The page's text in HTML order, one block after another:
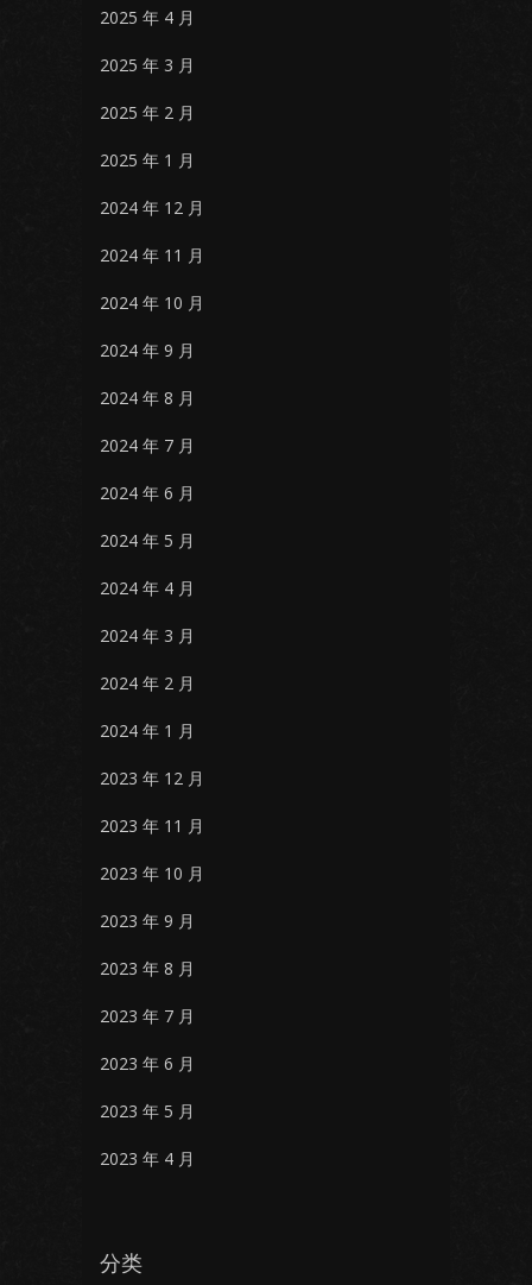
2025 年 4 月
2025 年 3 月
2025 年 2 月
2025 年 1 月
2024 年 12 月
2024 年 11 月
2024 年 10 月
2024 年 9 月
2024 年 8 月
2024 年 7 月
2024 年 6 月
2024 年 5 月
2024 年 4 月
2024 年 3 月
2024 年 2 月
2024 年 1 月
2023 年 12 月
2023 年 11 月
2023 年 10 月
2023 年 9 月
2023 年 8 月
2023 年 7 月
2023 年 6 月
2023 年 5 月
2023 年 4 月
分类